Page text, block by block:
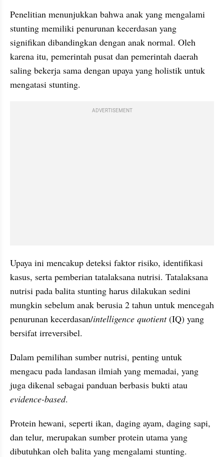
Penelitian menunjukkan bahwa anak yang mengalami
stunting memiliki penurunan kecerdasan yang
signifikan dibandingkan dengan anak normal. Oleh
karena itu, pemerintah pusat dan pemerintah daerah
saling bekerja sama dengan upaya yang holistik untuk
mengatasi stunting.
ADVERTISEMENT
Upaya ini mencakup deteksi faktor risiko, identifikasi
kasus, serta pemberian tatalaksana nutrisi. Tatalaksana
nutrisi pada balita stunting harus dilakukan sedini
mungkin sebelum anak berusia 2 tahun untuk mencegah
penurunan kecerdasan/intelligence quotient (IQ) yang
bersifat irreversibel.
Dalam pemilihan sumber nutrisi, penting untuk
mengacu pada landasan ilmiah yang memadai, yang
evidence-based.
Protein hewani, seperti ikan, daging ayam, daging sapi,
dan telur, merupakan sumber protein utama yang
dibutuhkan oleh balita yang mengalami stunting.